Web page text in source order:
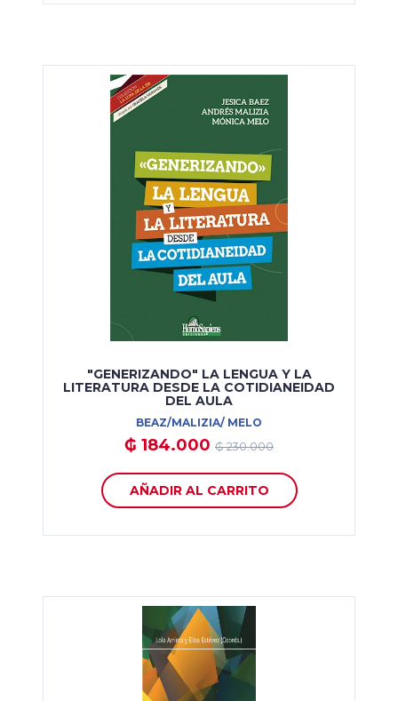
"GENERIZANDO" LA LENGUA Y LA
LITERATURA DESDE LA COTIDIANEIDAD
DEL AULA
BEAZ/MALIZIA/ MELO
₲ 184.000 ₲ 230.000
AÑADIR AL CARRITO